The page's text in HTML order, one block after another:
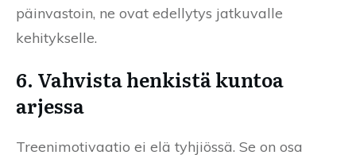
päinvastoin, ne ovat edellytys jatkuvalle
kehitykselle.
6. Vahvista henkistä kuntoa
arjessa
Treenimotivaatio ei elä tyhjiössä. Se on osa